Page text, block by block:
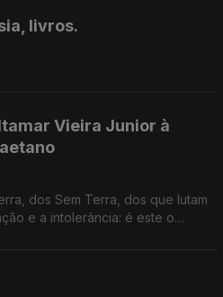
livros.
Vieira Junior à
dos Sem Terra, dos que lutam
e a intolerância: é este o